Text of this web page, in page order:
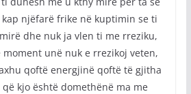
njëfarë frike në kuptimin se ti
dhe nuk ja vlen ti me rreziku,
moment unë nuk e rrezikoj veten,
qoftë energjinë qoftë të gjitha
kjo është domethënë ma me